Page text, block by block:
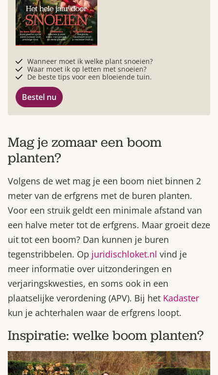
Wanneer moet ik welke plant snoeien?
Waar moet ik op letten met snoeien?
De beste tips voor een bloeiende tuin.
Bestel nu
Mag je zomaar een boom
planten?
Volgens de wet mag je een boom niet binnen 2
meter van de erfgrens met de buren planten.
Voor een struik geldt een minimale afstand van
een halve meter tot de erfgrens. Maar groeit deze
uit tot een boom? Dan kunnen je buren
tegenstribbelen. Op juridischloket.nl vind je
meer informatie over uitzonderingen en
verjaringskwesties, en soms ook in een
plaatselijke verordening (APV). Bij het Kadaster
kun je achterhalen waar de erfgrens loopt.
Inspiratie: welke boom planten?